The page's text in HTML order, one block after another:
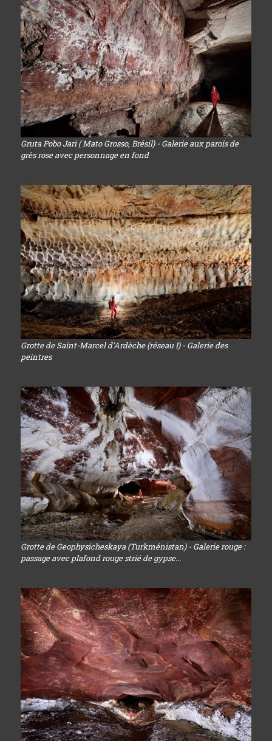
Gruta Pobo Jari ( Mato Grosso, Brésil) - Galerie aux parois de
grès rose avec personnage en fond
Grotte de Saint-Marcel d'Ardèche (réseau I) - Galerie des
peintres
Grotte de Geophysicheskaya (Turkménistan) - Galerie rouge :
passage avec plafond rouge strié de gypse...